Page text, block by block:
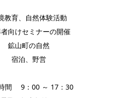
教育、自然体験活動
向けセミナーの開催
鉱山町の自然
宿泊、野営
間 9：00 ～ 17：30